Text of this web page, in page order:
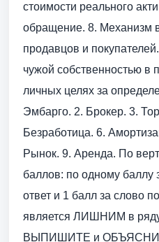
стоимости реального
обращение. 8. Механизм
продавцов и
чужой собственностью в
личных целях за
Эмбарго. 2. Брокер. 3.
Безработица. 6.
Рынок. 9. Аренда. По
баллов: по одному
ответ и 1 балл за слово
является ЛИШНИМ в
ВЫПИШИТЕ и